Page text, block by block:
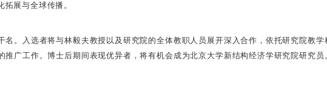
展与全球传播。
。入选者将与林毅夫教授以及研究院的全体教职人员展开深入合作，依托研究院教
广工作。博士后期间表现优异者，将有机会成为北京大学新结构经济学研究院研究员